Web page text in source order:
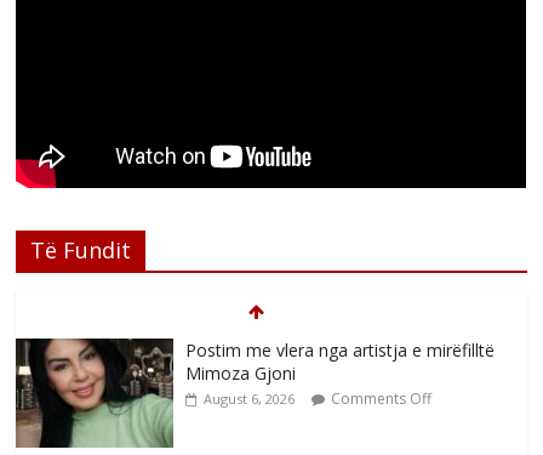
Të Fundit
Postim me vlera nga artistja e mirëfilltë
Mimoza Gjoni
August 6, 2026 Comments Off